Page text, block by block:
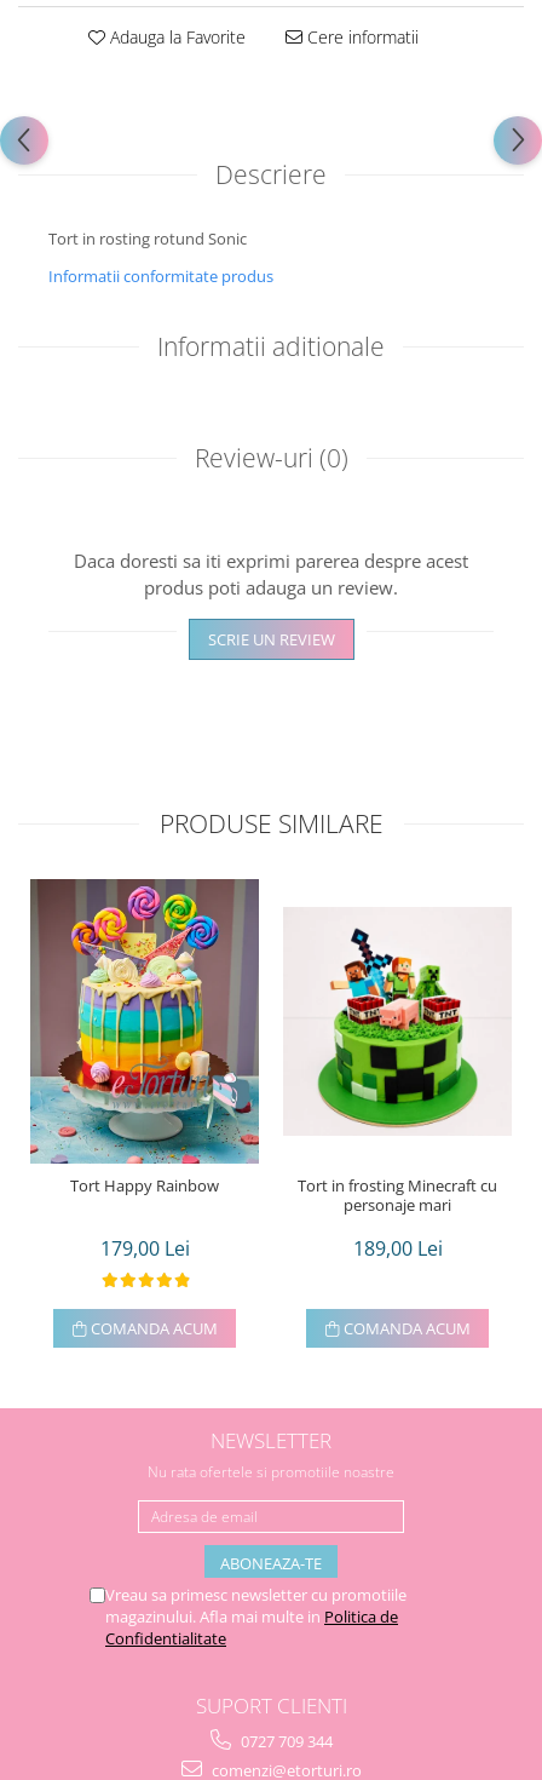
Adauga la Favorite Cere informatii
Descriere
Tort in rosting rotund Sonic
Informatii conformitate produs
Informatii aditionale
Review-uri (0)
Daca doresti sa iti exprimi parerea despre acest
produs poti adauga un review.
SCRIE UN REVIEW
PRODUSE SIMILARE
Tort Happy Rainbow
179,00 Lei
COMANDA ACUM
Tort in frosting Minecraft cu
personaje mari
189,00 Lei
COMANDA ACUM
NEWSLETTER
Nu rata ofertele si promotiile noastre
Vreau sa primesc newsletter cu promotiile
magazinului. Afla mai multe in Politica de
Confidentialitate
SUPORT CLIENTI
0727 709 344
comenzi@etorturi.ro